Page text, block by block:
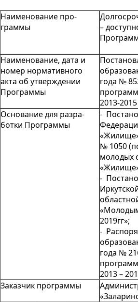
Наименование про­
граммы
–
Наименование, дата и
номер нормативного
акта об утверждении
Программы
года №
2013-
Основание для разра­
ботки Программы
-
«Жилище»
№ 1050
молодых
-
2019гг»;
-
года №
2013 –
Заказчик программы